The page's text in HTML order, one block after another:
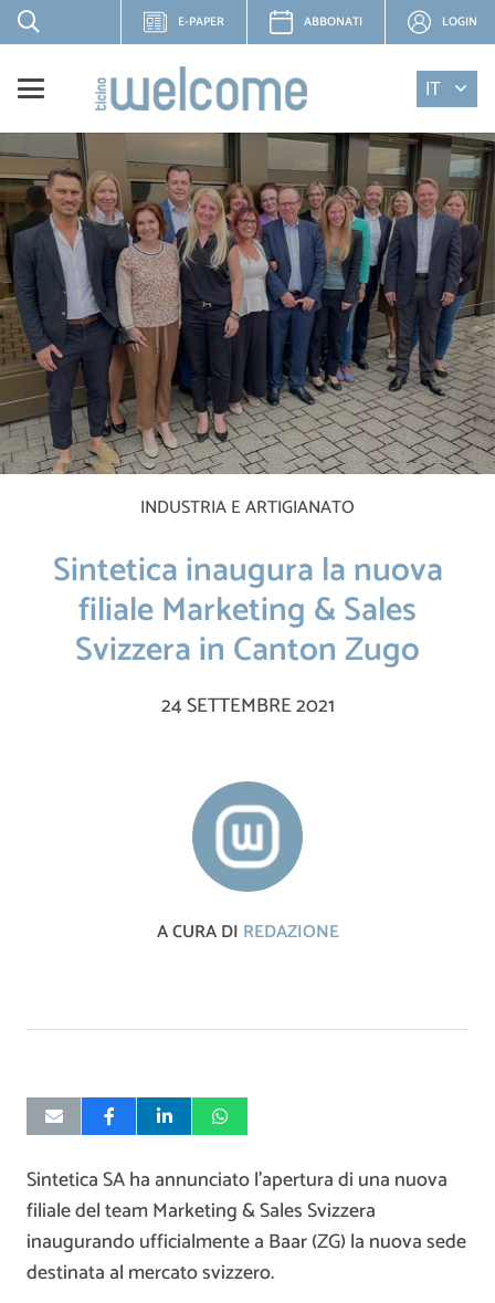
E-PAPER ABBONATI LOGIN
IT
INDUSTRIA E ARTIGIANATO
Sintetica inaugura la nuova
filiale Marketing & Sales
Svizzera in Canton Zugo
24 SETTEMBRE 2021
A CURA DI REDAZIONE
Sintetica SA ha annunciato l’apertura di una nuova
filiale del team Marketing & Sales Svizzera
inaugurando ufficialmente a Baar (ZG) la nuova sede
destinata al mercato svizzero.